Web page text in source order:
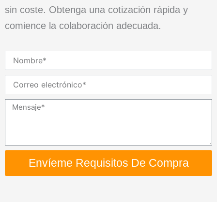
sin coste. Obtenga una cotización rápida y
comience la colaboración adecuada.
electrónico
Mensaje
Envíeme Requisitos De Compra